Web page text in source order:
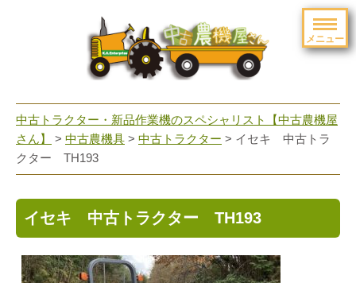
メニュー
navigation
中古トラクター・新品作業機のスペシャリスト【中古農機屋
さん】
> 中古農機具 > 中古トラクター > イセキ 中古トラ
クター TH193
イセキ 中古トラクター TH193